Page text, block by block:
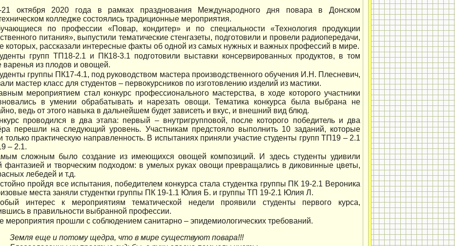
21 октября 2020 года в рамках празднования Международного дня повара в Донском
колледже состоялись традиционные мероприятия.
по профессии «Повар, кондитер» и по специальности «Технология продукции
питания», выпустили тематические стенгазеты, подготовили и провели радиопередачи,
которых, рассказали интересные факты об одной из самых нужных и важных профессий в мире.
групп ТП18-2.1 и ПК18-3.1 подготовили выставки консервированных продуктов, в том
варенья из плодов и овощей.
группы ПК17-4.1, под руководством мастера производственного обучения И.Н. Плесневич,
мастер класс для студентов – первокурсников по изготовлению изделий из мастики.
мероприятием стал конкурс профессионального мастерства, в ходе которого участники
в умении обрабатывать и нарезать овощи. Тематика конкурса была выбрана не
ведь от этого навыка в дальнейшем будет зависеть и вкус, и внешний вид блюд.
проводился в два этапа: первый – внутригрупповой, после которого победитель и два
перешли на следующий уровень. Участникам предстояло выполнить 10 заданий, которые
только практическую направленность. В испытаниях приняли участие студенты групп ТП19 – 2.1
– 2.1.
сложным было создание из имеющихся овощей композиций. И здесь студенты удивили
фантазией и творческим подходом: в умелых руках овощи превращались в диковинные цветы,
лебедей и т.д.
пройдя все испытания, победителем конкурса стала студентка группы ПК 19-2.1 Вероника
места заняли студентки группы ПК 19-1.1 Юлия Б. и группы ТП 19-2.1 Юлия Л.
интерес к мероприятиям тематической недели проявили студенты первого курса,
в правильности выбранной профессии.
мероприятия прошли с соблюдением санитарно – эпидемиологических требований.
Земля еще и потому щедра, что в мире существуют повара!!!